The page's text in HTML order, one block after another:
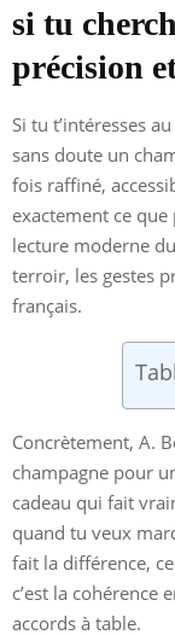
si tu
précision
Si tu t’intéresses au
sans doute un
fois raffiné,
exactement ce
lecture moderne
terroir, les gestes
français.
Concrètement, A.
champagne pour
cadeau qui fait
quand tu veux
fait la différence,
c’est la cohérence
accords à table.